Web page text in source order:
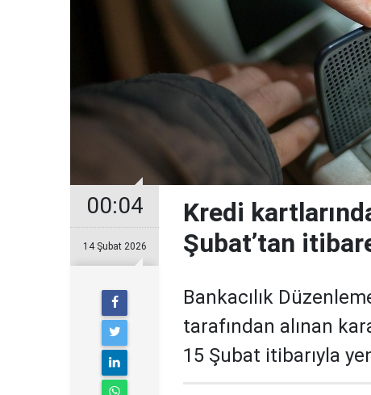
00:04
14 Şubat 2026
Kredi
Şubat’tan
Bankacılık
tarafından alınan
15 Şubat itibarıyla